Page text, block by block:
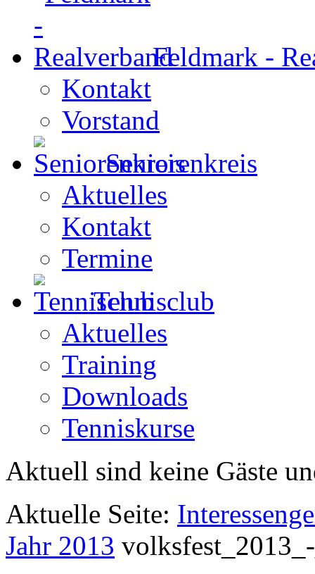
Feldmark -
Kontakt
Vorstand
Seniorenkreis
Aktuelles
Kontakt
Termine
Tennisclub
Aktuelles
Training
Downloads
Tenniskurse
Aktuell sind keine Gäste
Aktuelle Seite:
Jahr 2013